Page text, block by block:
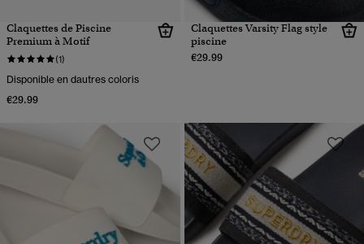
Claquettes de Piscine
Premium à Motif
(1)
Disponible en dautres coloris
€29.99
Claquettes Varsity Flag style
piscine
€29.99